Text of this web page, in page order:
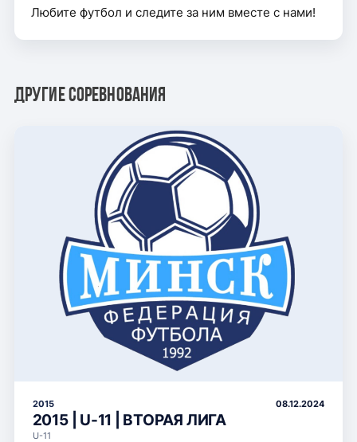
Любите футбол и следите за ним вместе с нами!
Другие соревнования
2015 08.12.2024
2015 | U-11 | ВТОРАЯ ЛИГА
U-11